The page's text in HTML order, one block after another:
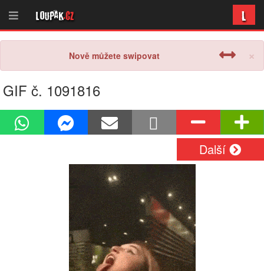
Loupak.cz L
×
Nově můžete swipovat
GIF č. 1091816
Další